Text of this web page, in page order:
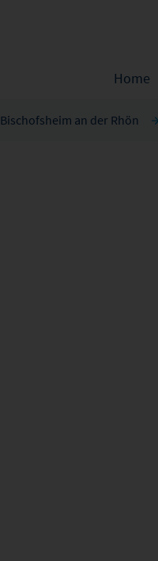
Home
Bischofsheim an der Rhön